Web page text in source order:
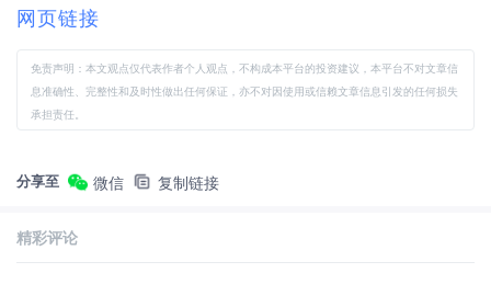
网页链接
免责声明：本文观点仅代表作者个人观点，不构成本平台的投资建议，本平台不对文章信
息准确性、完整性和及时性做出任何保证，亦不对因使用或信赖文章信息引发的任何损失
承担责任。
分享至 微信 复制链接
精彩评论